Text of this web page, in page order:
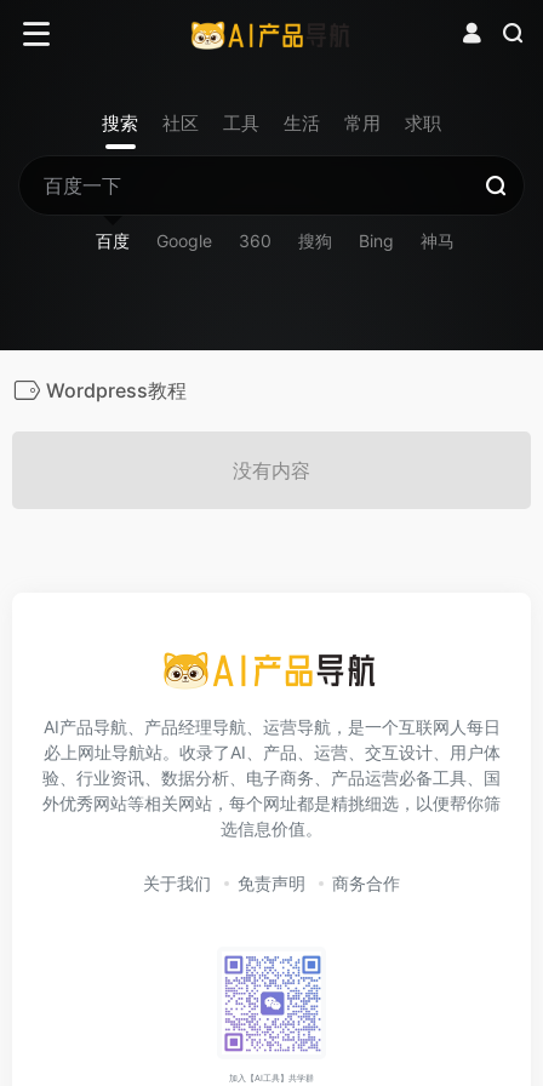
搜索 社区 工具 生活 常用 求职
百度 Google 360 搜狗 Bing 神马
Wordpress教程
没有内容
AI产品导航、产品经理导航、运营导航，是一个互联网人每日
必上网址导航站。收录了AI、产品、运营、交互设计、用户体
验、行业资讯、数据分析、电子商务、产品运营必备工具、国
外优秀网站等相关网站，每个网址都是精挑细选，以便帮你筛
选信息价值。
关于我们 免责声明 商务合作
加入【AI工具】共学群